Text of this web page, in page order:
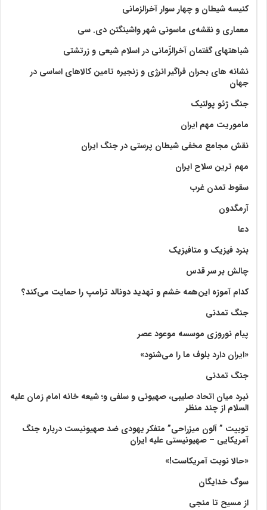
کنیسه شیطان و چهار سوار آخرالزمانی
معماری و نقشه‌ی ماسونی شهر واشينگتن دی. سی
شباهتهای گفتمان آخر‌الزّمانی در اسلام شیعی و زرتشتی
نشانه های بحران فراگیر انرژی و زنجیره تامین کالاهای اساسی در
جهان
جنگ ژئو پولتیک
ماموریت مهم ایران
نقش مجامع مخفی شیطان پرستی در جنگ ایران
مهم ترین سلاح ایران
سقوط تمدن غرب
آرمگدون
دعا
بنرد فیزیک و متافیزیک
چالش بر سر قدس
کدام آموزه این‌همه خشم و تهدید دونالد ترامپ را حمایت می‌کند؟
جنگ تمدنی
پیام نوروزی موسسه موعود عصر
«ایران دارد بلوف ما را می‌شنود»
جنگ تمدنی
نبرد میان اتحاد صلیبی، صهیونی و سلفی و؛ شیعه خانه امام زمان علیه
السلام از چند منظر
توییت ” آلون میزراحی” متفکر یهودی ضد صهیونیست درباره جنگ
آمریکایی – صهیونیستی علیه ایران
«حالا نوبت آمریکاست!»
سوگ خدایگان
از مسیح تا منجی